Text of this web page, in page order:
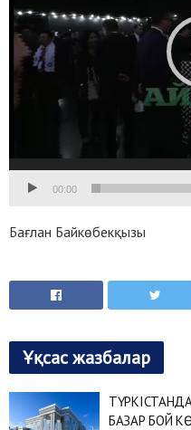
00:00
Бағлан Байкөбекқызы
Ұқсас жазбалар
БАЗАР БОЙ